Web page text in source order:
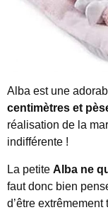
Alba est une
centimètres et
réalisation de la
indifférente !
La petite Alba ne
faut donc bien
d’être